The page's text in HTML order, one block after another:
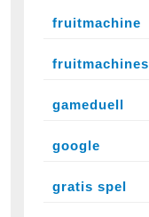
fruitmachine
fruitmachines
gameduell
google
gratis spel